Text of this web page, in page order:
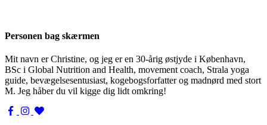
Personen bag skærmen
Mit navn er Christine, og jeg er en 30-årig østjyde i København,
BSc i Global Nutrition and Health, movement coach, Strala yoga
guide, bevægelsesentusiast, kogebogsforfatter og madnørd med stort
M. Jeg håber du vil kigge dig lidt omkring!